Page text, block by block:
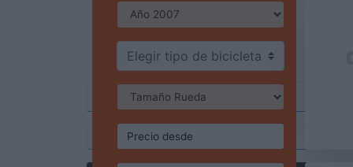
Elegir tipo de bicicleta